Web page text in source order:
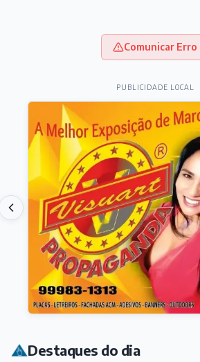
Comunicar Erro
PUBLICIDADE LOCAL
Destaques do dia